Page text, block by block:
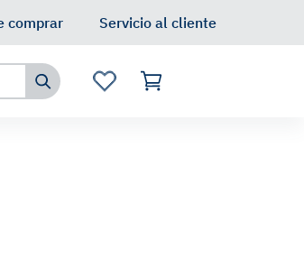
comprar
Servicio al cliente